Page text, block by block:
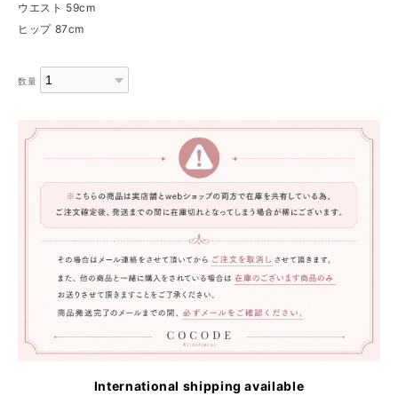
ウエスト 59cm
ヒップ 87cm
数量
International shipping available